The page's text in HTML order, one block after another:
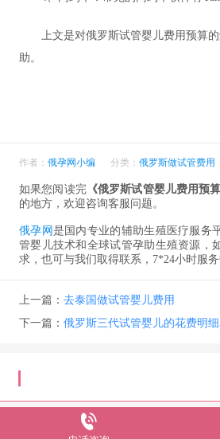
上文是对俄罗斯试管婴儿费用预算
助。
作者： 俄孕网小编 分类： 俄罗斯做试管费用
如果您阅读完《俄罗斯试管婴儿费用预算
的地方，欢迎咨询客服问题。
俄孕网 是国内专业的辅助生殖医疗服务
管婴儿技术和全球试管孕助生殖资源，
求，也可与我们取得联系，7*24小时服务
上一篇： 去泰国做试管婴儿费用
下一篇： 俄罗斯三代试管婴儿的花费明